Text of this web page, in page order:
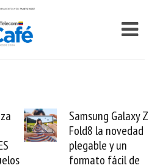
Z
de
Cashea levanta
millones de
valida el crédito
venezolano ante